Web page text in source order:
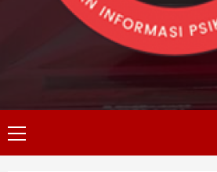
Primary
Menu